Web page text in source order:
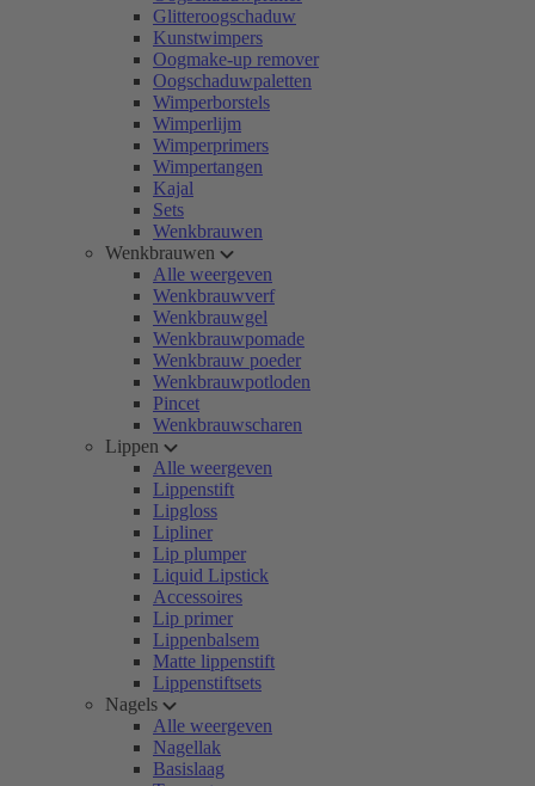
Glitteroogschaduw
Kunstwimpers
Oogmake-up remover
Oogschaduwpaletten
Wimperborstels
Wimperlijm
Wimperprimers
Wimpertangen
Kajal
Sets
Wenkbrauwen
Wenkbrauwen
Alle weergeven
Wenkbrauwverf
Wenkbrauwgel
Wenkbrauwpomade
Wenkbrauw poeder
Wenkbrauwpotloden
Pincet
Wenkbrauwscharen
Lippen
Alle weergeven
Lippenstift
Lipgloss
Lipliner
Lip plumper
Liquid Lipstick
Accessoires
Lip primer
Lippenbalsem
Matte lippenstift
Lippenstiftsets
Nagels
Alle weergeven
Nagellak
Basislaag